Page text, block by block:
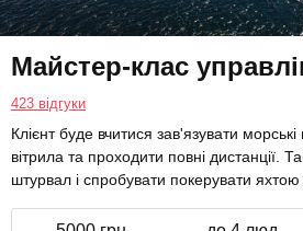
Майстер-клас
423 відгуки
Клієнт буде вчитися зав'язувати
вітрила та проходити повні дистанції.
штурвал і спробувати покерувати яхтою